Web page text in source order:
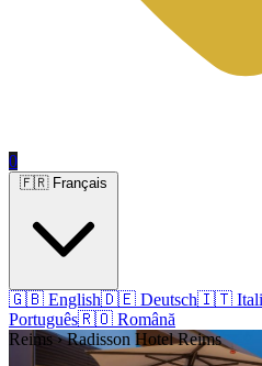
0
🇬🇧 English🇩🇪 Deutsch🇮🇹
Português🇷🇴 Română
Reims › Radisson Hotel Reims